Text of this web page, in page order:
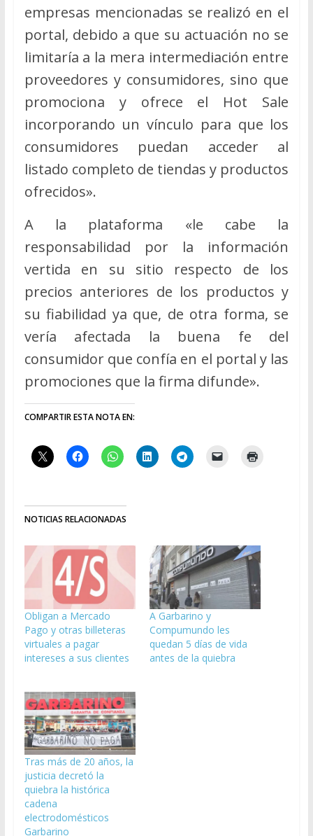
empresas mencionadas se realizó en el
portal, debido a que su actuación no se
limitaría a la mera intermediación entre
proveedores y consumidores, sino que
promociona y ofrece el Hot Sale
incorporando un vínculo para que los
consumidores puedan acceder al
listado completo de tiendas y productos
ofrecidos».
A la plataforma «le cabe la
responsabilidad por la información
vertida en su sitio respecto de los
precios anteriores de los productos y
su fiabilidad ya que, de otra forma, se
vería afectada la buena fe del
consumidor que confía en el portal y las
promociones que la firma difunde».
COMPARTIR ESTA NOTA EN:
NOTICIAS RELACIONADAS
Obligan a Mercado
Pago y otras billeteras
virtuales a pagar
intereses a sus clientes
A Garbarino y
Compumundo les
quedan 5 días de vida
antes de la quiebra
Tras más de 20 años, la
justicia decretó la
quiebra la histórica
cadena
electrodomésticos
Garbarino